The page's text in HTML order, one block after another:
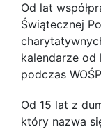
Od lat
Świątecznej
kalendarze
podczas
Od 15 lat z
który nazwa